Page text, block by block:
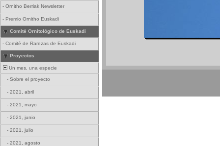
- Ornitho Berriak Newsletter
- Premio Ornitho Euskadi
Comité Ornitológico de Euskadi
- Comité de Rarezas de Euskadi
Proyectos
Un mes, una especie
- Sobre el proyecto
- 2021, abril
- 2021, mayo
- 2021, junio
- 2021, julio
- 2021, agosto